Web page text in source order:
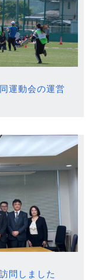
運動会の運営
問しました